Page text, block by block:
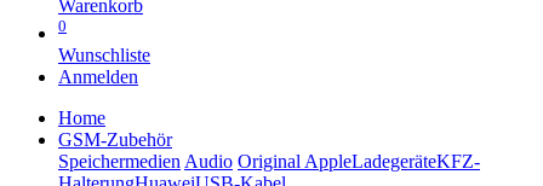
Warenkorb
0
Wunschliste
Anmelden
Home
GSM-Zubehör
Speichermedien Audio Original AppleLadegeräteKFZ-